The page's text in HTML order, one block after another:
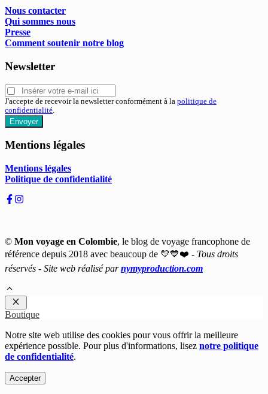
Nous contacter
Qui sommes nous
Presse
Comment soutenir notre blog
Newsletter
J'accepte de recevoir la newsletter conformément à la politique de
confidentialité
Envoyer
Mentions légales
Mentions légales
Politique de confidentialité
© Mon voyage en Colombie, le blog de voyage francophone de
référence depuis 2018 avec beaucoup de 💛💙❤️ - Tous droits
réservés - Site web réalisé parnymyproduction.com
Fermer
Boutique
Notre site web utilise des cookies pour vous offrir la meilleure
expérience possible. Pour plus d'informations, lisez notre politique
de confidentialité.
Accepter